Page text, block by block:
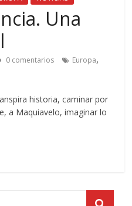
Una
0 comentarios Europa,
historia, caminar por
a Maquiavelo, imaginar lo